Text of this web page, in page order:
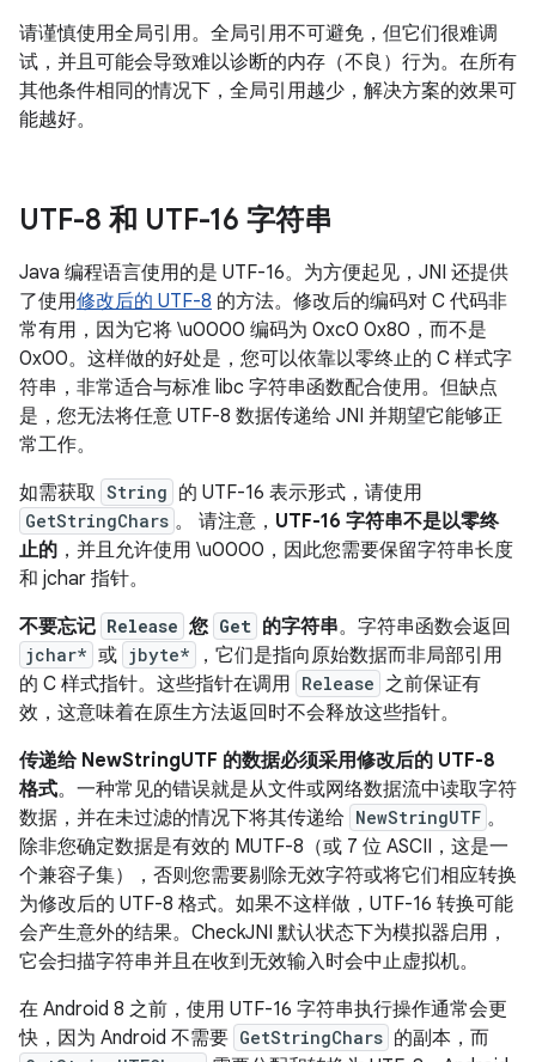
请谨慎使用全局引用。全局引用不可避免，但它们很难调
试，并且可能会导致难以诊断的内存（不良）行为。在所有
其他条件相同的情况下，全局引用越少，解决方案的效果可
能越好。
UTF-8 和 UTF-16 字符串
Java 编程语言使用的是 UTF-16。为方便起见，JNI 还提供
了使用修改后的 UTF-8 的方法。修改后的编码对 C 代码非
常有用，因为它将 \u0000 编码为 0xc0 0x80，而不是
0x00。这样做的好处是，您可以依靠以零终止的 C 样式字
符串，非常适合与标准 libc 字符串函数配合使用。但缺点
是，您无法将任意 UTF-8 数据传递给 JNI 并期望它能够正
常工作。
如需获取 String 的 UTF-16 表示形式，请使用
GetStringChars 。 请注意， UTF-16 字符串不是以零终
止的 ，并且允许使用 \u0000，因此您需要保留字符串长度
和 jchar 指针。
不要忘记 Release 您 Get 的字符串。字符串函数会返回
jchar* 或 jbyte*
，它们是指向原始数据而非局部引用
的 C 样式指针。这些指针在调用 Release 之前保证有
效，这意味着在原生方法返回时不会释放这些指针。
传递给 NewStringUTF 的数据必须采用修改后的 UTF-8
格式。一种常见的错误就是从文件或网络数据流中读取字符
数据，并在未过滤的情况下将其传递给 NewStringUTF 。
除非您确定数据是有效的 MUTF-8（或 7 位 ASCII，这是一
个兼容子集），否则您需要剔除无效字符或将它们相应转换
为修改后的 UTF-8 格式。如果不这样做，UTF-16 转换可能
会产生意外的结果。CheckJNI 默认状态下为模拟器启用，
它会扫描字符串并且在收到无效输入时会中止虚拟机。
在 Android 8 之前，使用 UTF-16 字符串执行操作通常会更
快，因为 Android 不需要 GetStringChars 的副本，而